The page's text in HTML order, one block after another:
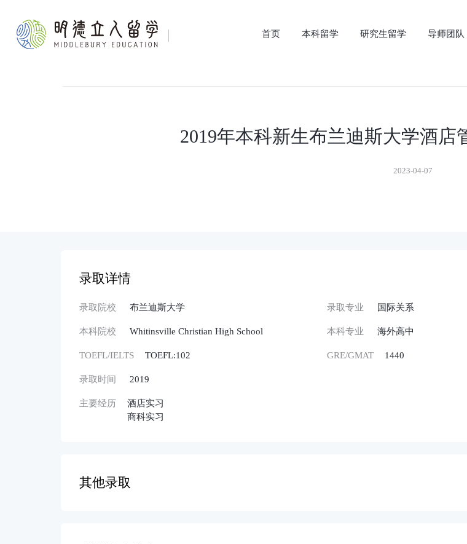
首页 本科留学 研究生留学 导师团队
2019年本科新生布兰迪斯大学酒店
2023-04-07
录取详情
录取院校 布兰迪斯大学 录取专业 国际关系
本科院校 Whitinsville Christian High School 本科专业 海外高中
TOEFL/IELTS TOEFL:102 GRE/GMAT 1440
录取时间 2019
主要经历
酒店实习
商科实习
其他录取